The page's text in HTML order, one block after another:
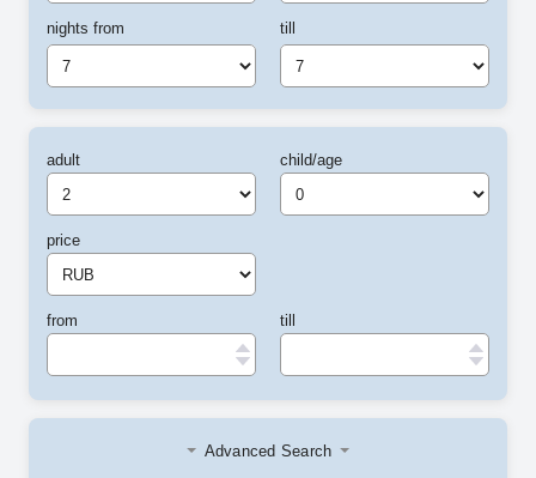
nights from
7
till
7
adult
price
from
child/age
till
Advanced Search